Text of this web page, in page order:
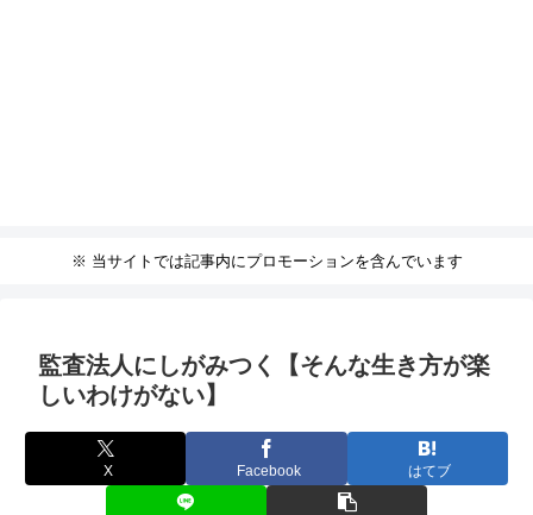
※ 当サイトでは記事内にプロモーションを含んでいます
監査法人にしがみつく【そんな生き方が楽
しいわけがない】
X Facebook はてブ